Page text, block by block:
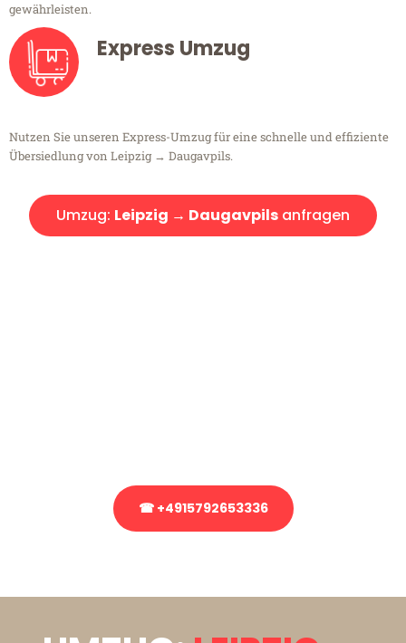
gewährleisten.
Express Umzug
Nutzen Sie unseren Express-Umzug für eine schnelle und effiziente
Übersiedlung von Leipzig → Daugavpils.
Umzug: Leipzig → Daugavpils anfragen
☎ +4915792653336